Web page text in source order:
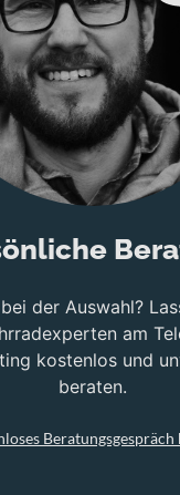
der Auswahl?
am
kostenlos und
beraten.
Beratungsgespräch